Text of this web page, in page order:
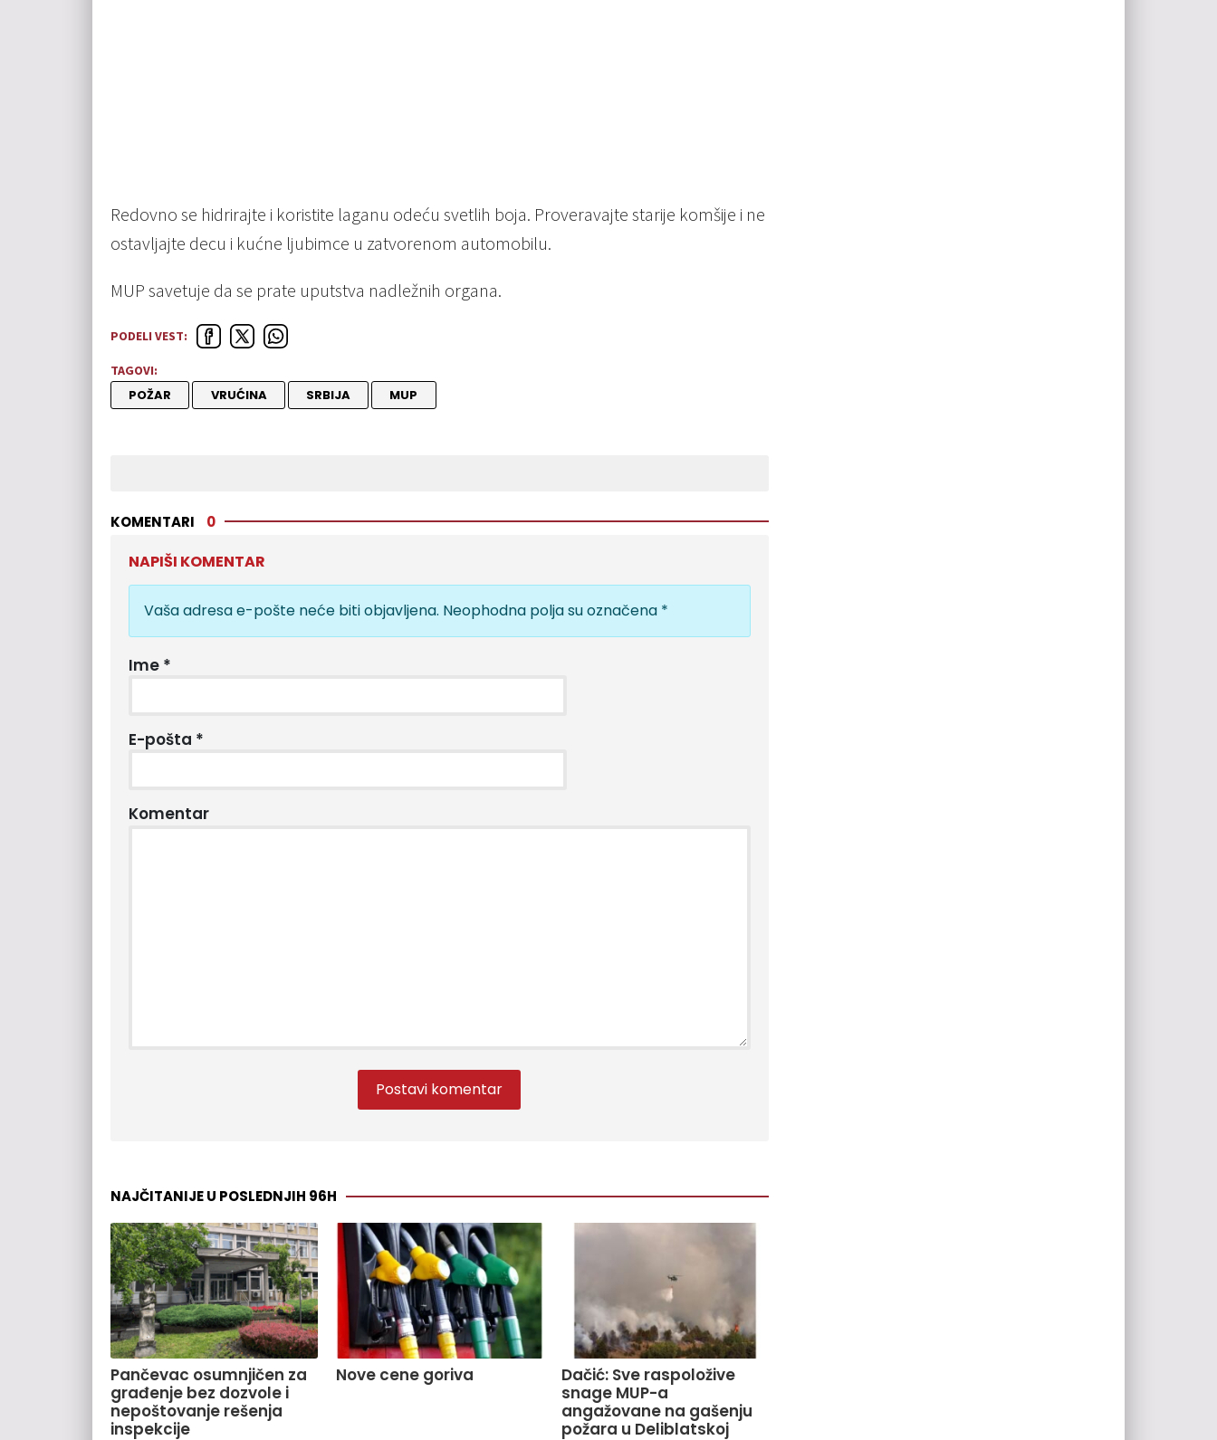
Redovno se hidrirajte i koristite laganu odeću svetlih boja. Proveravajte starije komšije i ne
ostavljajte decu i kućne ljubimce u zatvorenom automobilu.
MUP savetuje da se prate uputstva nadležnih organa.
PODELI VEST:
TAGOVI:
POŽAR VRUĆINA SRBIJA MUP
KOMENTARI 0
NAPIŠI KOMENTAR
Vaša adresa e-pošte neće biti objavljena. Neophodna polja su označena *
Ime *
E-pošta *
Komentar
NAJČITANIJE U POSLEDNJIH 96H
Pančevac osumnjičen za
građenje bez dozvole i
nepoštovanje rešenja
inspekcije
Nove cene goriva
Dačić: Sve raspoložive
snage MUP-a
angažovane na gašenju
požara u Deliblatskoj